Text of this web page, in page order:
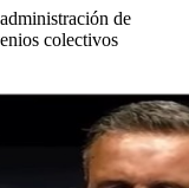
de
colectivos